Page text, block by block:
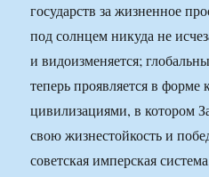
государств за жизненное
под солнцем никуда не
и видоизменяется;
теперь проявляется в
цивилизациями, в котором
свою жизнестойкость и
советская имперская